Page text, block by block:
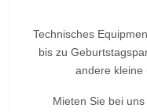
Technisches
bis zu
andere kleine
Mieten Sie bei